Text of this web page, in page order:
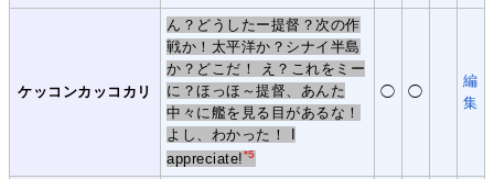
ケッコンカッコカリ
ん？どうしたー提督？次の作
戦か！太平洋か？シナイ半島
か？どこだ！ え？これをミー
に？ほっほ～提督、あんた
中々に艦を見る目があるな！
よし、わかった！ I
appreciate!*5
◯ ◯
編
集